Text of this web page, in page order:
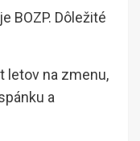
BOZP. Dôležité
letov na zmenu,
a